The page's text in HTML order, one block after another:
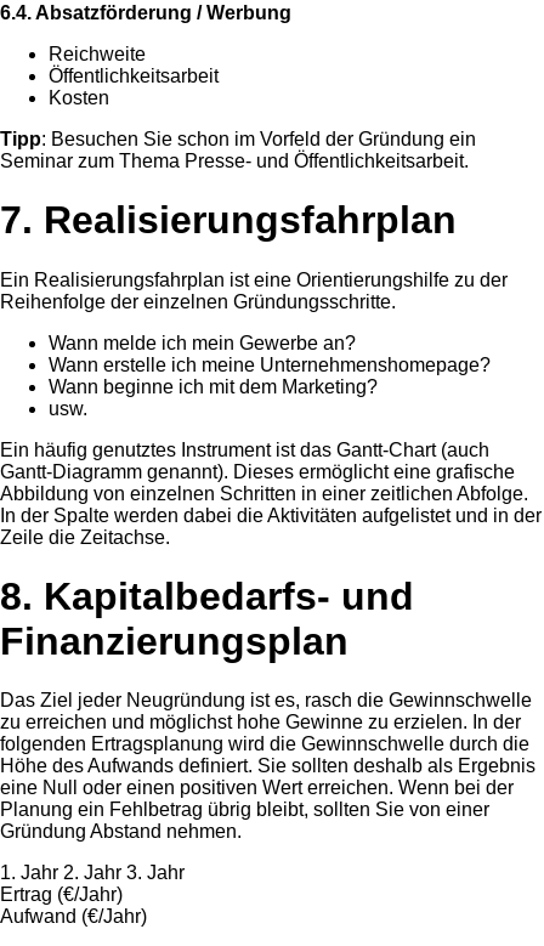
6.4. Absatzförderung / Werbung
Reichweite
Öffentlichkeitsarbeit
Kosten
Tipp: Besuchen Sie schon im Vorfeld der Gründung ein
Seminar zum Thema Presse- und Öffentlichkeitsarbeit.
7. Realisierungsfahrplan
Ein Realisierungsfahrplan ist eine Orientierungshilfe zu der
Reihenfolge der einzelnen Gründungsschritte.
Wann melde ich mein Gewerbe an?
Wann erstelle ich meine Unternehmenshomepage?
Wann beginne ich mit dem Marketing?
usw.
Ein häufig genutztes Instrument ist das Gantt-Chart (auch
Gantt-Diagramm genannt). Dieses ermöglicht eine grafische
Abbildung von einzelnen Schritten in einer zeitlichen Abfolge.
In der Spalte werden dabei die Aktivitäten aufgelistet und in der
Zeile die Zeitachse.
8. Kapitalbedarfs- und
Finanzierungsplan
Das Ziel jeder Neugründung ist es, rasch die Gewinnschwelle
zu erreichen und möglichst hohe Gewinne zu erzielen. In der
folgenden Ertragsplanung wird die Gewinnschwelle durch die
Höhe des Aufwands definiert. Sie sollten deshalb als Ergebnis
eine Null oder einen positiven Wert erreichen. Wenn bei der
Planung ein Fehlbetrag übrig bleibt, sollten Sie von einer
Gründung Abstand nehmen.
1. Jahr 2. Jahr 3. Jahr
Ertrag (€/Jahr)
Aufwand (€/Jahr)